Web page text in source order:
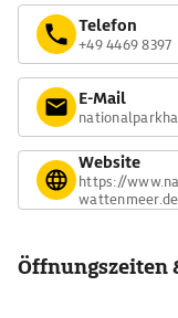
Telefon
+49 4469 8397
E-Mail
Website
https://
Öffnungszeiten